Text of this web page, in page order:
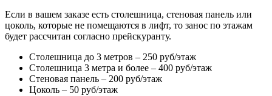
Если в вашем заказе есть столешница, стеновая панель или
цоколь, которые не помещаются в лифт, то занос по этажам
будет рассчитан согласно прейскуранту.
Столешница до 3 метров – 250 руб/этаж
Столешница 3 метра и более – 400 руб/этаж
Стеновая панель – 200 руб/этаж
Цоколь – 50 руб/этаж